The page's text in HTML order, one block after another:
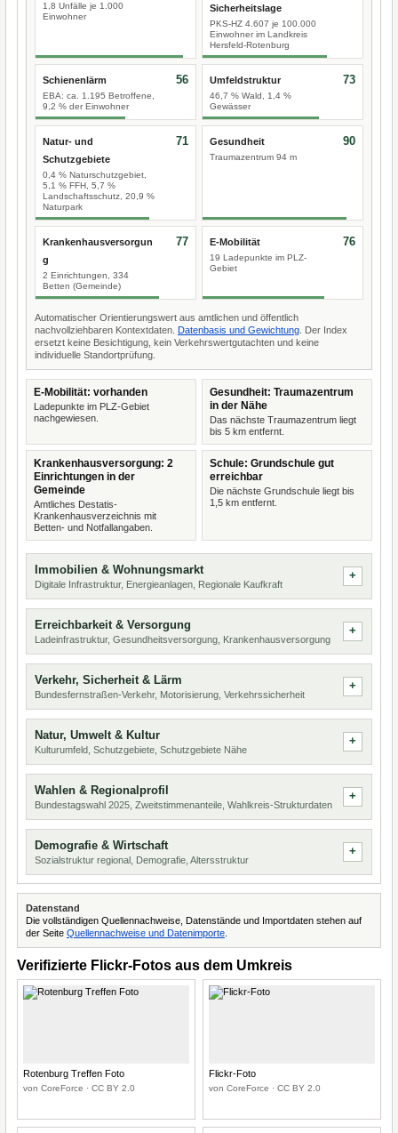
1,8 Unfälle je 1.000
Einwohner
Sicherheitslage
PKS-HZ 4.607 je 100.000
Einwohner im Landkreis
Hersfeld-Rotenburg
Schienenlärm
EBA: ca. 1.195 Betroffene,
9,2 % der Einwohner
56 Umfeldstruktur
46,7 % Wald, 1,4 %
Gewässer
73
Natur- und
Schutzgebiete
0,4 % Naturschutzgebiet,
5,1 % FFH, 5,7 %
Landschaftsschutz, 20,9 %
Naturpark
71 Gesundheit
Traumazentrum 94 m
90
Krankenhausversorgun
g
2 Einrichtungen, 334
Betten (Gemeinde)
77 E-Mobilität
19 Ladepunkte im PLZ-
Gebiet
76
Automatischer Orientierungswert aus amtlichen und öffentlich
nachvollziehbaren Kontextdaten. Datenbasis und Gewichtung . Der Index
ersetzt keine Besichtigung, kein Verkehrswertgutachten und keine
individuelle Standortprüfung.
E-Mobilität: vorhanden
Ladepunkte im PLZ-Gebiet
nachgewiesen.
Gesundheit: Traumazentrum
in der Nähe
Das nächste Traumazentrum liegt
bis 5 km entfernt.
Krankenhausversorgung: 2
Einrichtungen in der
Gemeinde
Amtliches Destatis-
Krankenhausverzeichnis mit
Betten- und Notfallangaben.
Schule: Grundschule gut
erreichbar
Die nächste Grundschule liegt bis
1,5 km entfernt.
Immobilien & Wohnungsmarkt
Digitale Infrastruktur, Energieanlagen, Regionale Kaufkraft
Erreichbarkeit & Versorgung
Ladeinfrastruktur, Gesundheitsversorgung, Krankenhausversorgung
Verkehr, Sicherheit & Lärm
Bundesfernstraßen-Verkehr, Motorisierung, Verkehrssicherheit
Natur, Umwelt & Kultur
Kulturumfeld, Schutzgebiete, Schutzgebiete Nähe
Wahlen & Regionalprofil
Bundestagswahl 2025, Zweitstimmenanteile, Wahlkreis-Strukturdaten
Demografie & Wirtschaft
Sozialstruktur regional, Demografie, Altersstruktur
Datenstand
Die vollständigen Quellennachweise, Datenstände und Importdaten stehen auf
der Seite Quellennachweise und Datenimporte
Verifizierte Flickr-Fotos aus dem Umkreis
Rotenburg Treffen Foto
von CoreForce · CC BY 2.0
Flickr-Foto
von CoreForce · CC BY 2.0